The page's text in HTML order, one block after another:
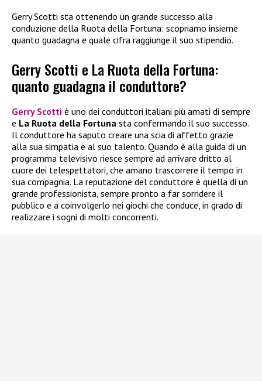
Gerry Scotti sta ottenendo un grande successo alla
conduzione della Ruota della Fortuna: scopriamo insieme
quanto guadagna e quale cifra raggiunge il suo stipendio.
Gerry Scotti e La Ruota della Fortuna:
quanto guadagna il conduttore?
Gerry Scotti è uno dei conduttori italiani più amati di sempre
e La Ruota della Fortuna sta confermando il suo successo.
Il conduttore ha saputo creare una scia di affetto grazie
alla sua simpatia e al suo talento. Quando è alla guida di un
programma televisivo riesce sempre ad arrivare dritto al
cuore dei telespettatori, che amano trascorrere il tempo in
sua compagnia. La reputazione del conduttore è quella di un
grande professionista, sempre pronto a far sorridere il
pubblico e a coinvolgerlo nei giochi che conduce, in grado di
realizzare i sogni di molti concorrenti.